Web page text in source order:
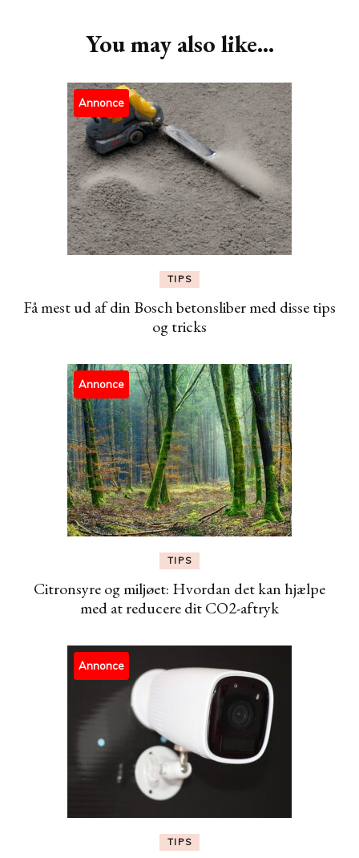
You may also like...
Annonce
TIPS
Få mest ud af din Bosch betonsliber med disse tips
og tricks
Annonce
TIPS
Citronsyre og miljøet: Hvordan det kan hjælpe
med at reducere dit CO2-aftryk
Annonce
TIPS